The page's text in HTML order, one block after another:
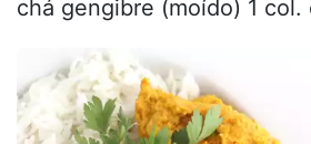
chá gengibre (moído) 1 col.